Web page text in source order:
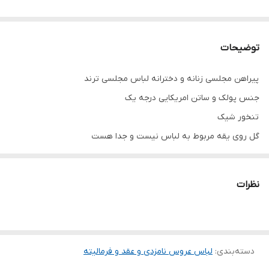
توضیحات
پیراهن مجلسی زنانه و دخترانه لباس مجلسی ترند
جنس پولک و ساتن امریکایی درجه یک
تنخور شیک
گل روی یقه مربوط به لباس نیست و جدا هست
برای خرید سایز های بالاتر ۵۲ تا ۶۰ از واتس اپ پیام دهید ۰۹۰۵۳۷۷۴۹۵۷
نظرات
دسته‌بندی: لباس عروس نامزدی و عقد و فرمالیته